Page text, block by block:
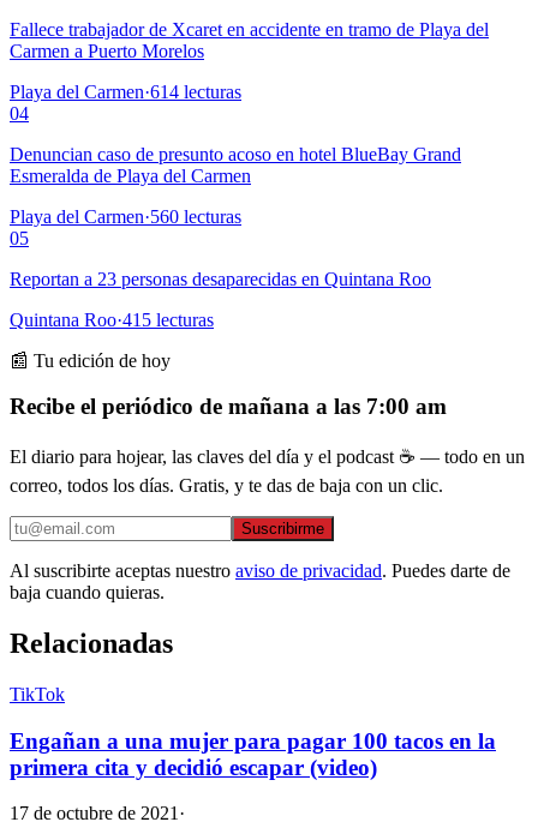
Fallece trabajador de Xcaret en accidente en tramo de Playa del
Carmen a Puerto Morelos
Playa del Carmen·614 lecturas
04
Denuncian caso de presunto acoso en hotel BlueBay Grand
Esmeralda de Playa del Carmen
Playa del Carmen·560 lecturas
05
Reportan a 23 personas desaparecidas en Quintana Roo
Quintana Roo·415 lecturas
📰 Tu edición de hoy
Recibe el periódico de mañana a las 7:00 am
El diario para hojear, las claves del día y el podcast ☕ — todo en un
correo, todos los días. Gratis, y te das de baja con un clic.
Suscribirme
Al suscribirte aceptas nuestro aviso de privacidad. Puedes darte de
baja cuando quieras.
Relacionadas
TikTok
Engañan a una mujer para pagar 100 tacos en la
primera cita y decidió escapar (video)
17 de octubre de 2021 ·